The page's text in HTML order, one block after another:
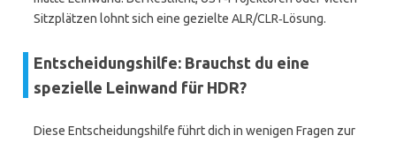
Sitzplätzen lohnt sich eine gezielte ALR/CLR‑Lösung.
Entscheidungshilfe: Brauchst du eine
spezielle Leinwand für HDR?
Diese Entscheidungshilfe führt dich in wenigen Fragen zur